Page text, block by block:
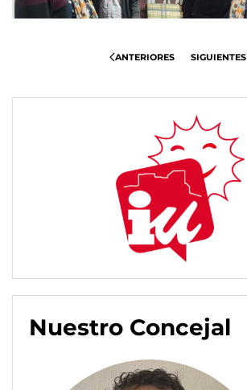
ANTERIORES SIGUIENTES
Nuestro Concejal